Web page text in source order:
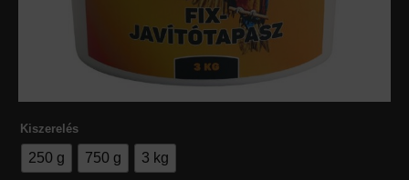
Kiszerelés
250 g 750 g 3 kg